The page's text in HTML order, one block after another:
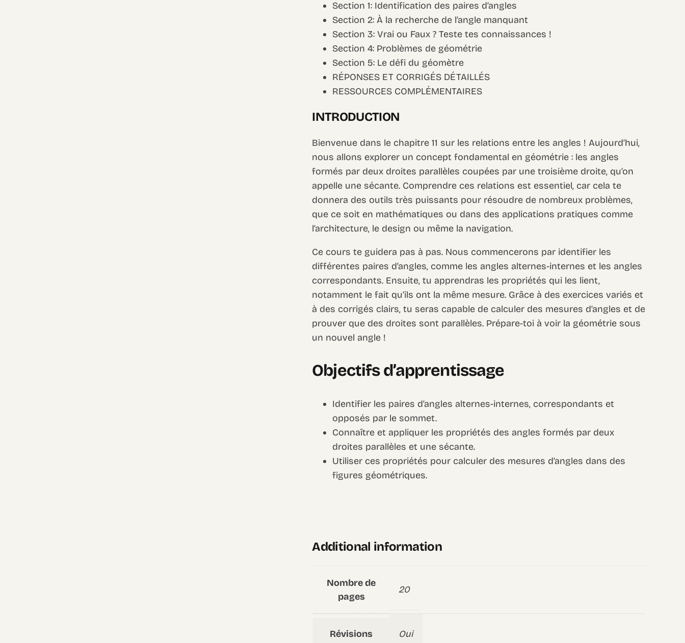
Section 1: Identification des paires d’angles
Section 2: À la recherche de l’angle manquant
Section 3: Vrai ou Faux ? Teste tes connaissances !
Section 4: Problèmes de géométrie
Section 5: Le défi du géomètre
RÉPONSES ET CORRIGÉS DÉTAILLÉS
RESSOURCES COMPLÉMENTAIRES
INTRODUCTION
Bienvenue dans le chapitre 11 sur les relations entre les angles ! Aujourd’hui,
nous allons explorer un concept fondamental en géométrie : les angles
formés par deux droites parallèles coupées par une troisième droite, qu’on
appelle une sécante. Comprendre ces relations est essentiel, car cela te
donnera des outils très puissants pour résoudre de nombreux problèmes,
que ce soit en mathématiques ou dans des applications pratiques comme
l’architecture, le design ou même la navigation.
Ce cours te guidera pas à pas. Nous commencerons par identifier les
différentes paires d’angles, comme les angles alternes-internes et les angles
correspondants. Ensuite, tu apprendras les propriétés qui les lient,
notamment le fait qu’ils ont la même mesure. Grâce à des exercices variés et
à des corrigés clairs, tu seras capable de calculer des mesures d’angles et de
prouver que des droites sont parallèles. Prépare-toi à voir la géométrie sous
un nouvel angle !
Objectifs d’apprentissage
Identifier les paires d’angles alternes-internes, correspondants et
opposés par le sommet.
Connaître et appliquer les propriétés des angles formés par deux
droites parallèles et une sécante.
Utiliser ces propriétés pour calculer des mesures d’angles dans des
figures géométriques.
Additional information
Nombre de
pages
20
Révisions Oui